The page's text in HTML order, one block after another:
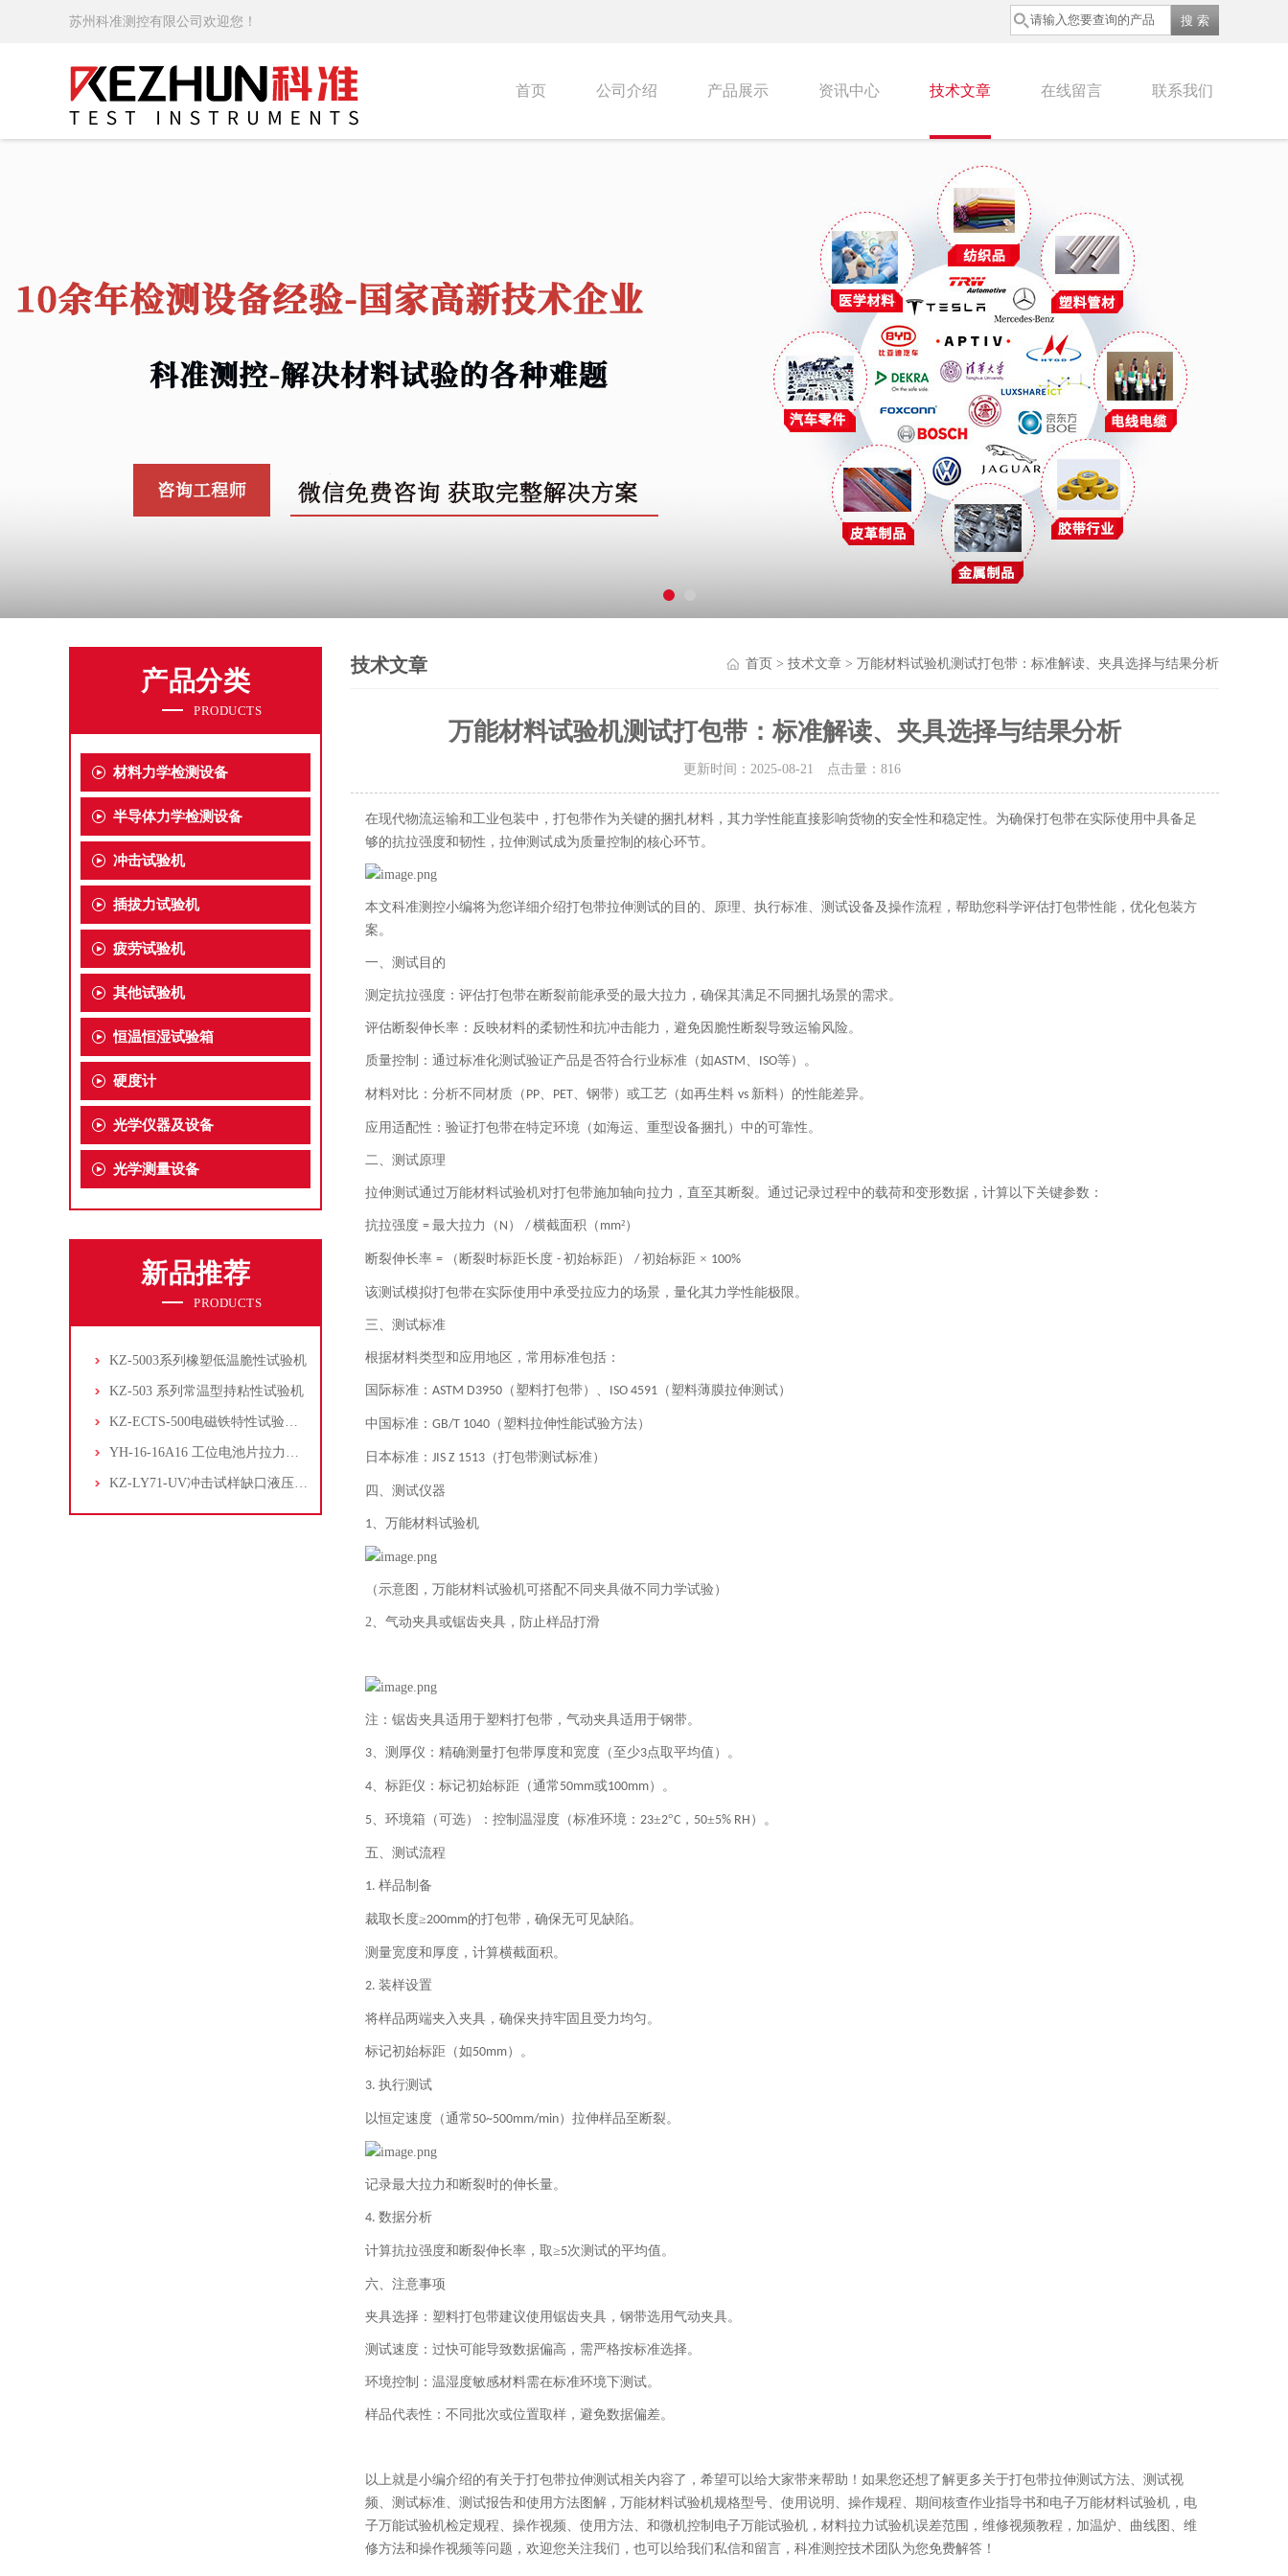
苏州科准测控有限公司欢迎您！
首页 公司介绍 产品展示 资讯中心 技术文章 在线留言 联系我们
产品分类
PRODUCTS
材料力学检测设备
半导体力学检测设备
冲击试验机
插拔力试验机
疲劳试验机
其他试验机
恒温恒湿试验箱
硬度计
光学仪器及设备
光学测量设备
新品推荐
PRODUCTS
KZ-5003系列橡塑低温脆性试验机
KZ-503 系列常温型持粘性试验机
KZ-ECTS-500电磁铁特性试验系统
YH-16-16A16 工位电池片拉力试验机
KZ-LY71-UV冲击试样缺口液压拉床
技术文章 首页 > 技术文章 > 万能材料试验机测试打包带：标准解读、夹具选择与结果分析
万能材料试验机测试打包带：标准解读、夹具选择与结果分析
更新时间：2025-08-21 点击量： 816
在现代物流运输和工业包装中，打包带作为关键的捆扎材料，其力学性能直接影响货物的安全性和稳定性。为确保打包带在实际使用中具备足
够的抗拉强度和韧性，拉伸测试成为质量控制的核心环节。
本文科准测控小编将为您详细介绍打包带拉伸测试的目的、原理、执行标准、测试设备及操作流程，帮助您科学评估打包带性能，优化包装方
案。
一、测试目的
测定抗拉强度：评估打包带在断裂前能承受的最大拉力，确保其满足不同捆扎场景的需求。
评估断裂伸长率：反映材料的柔韧性和抗冲击能力，避免因脆性断裂导致运输风险。
质量控制：通过标准化测试验证产品是否符合行业标准（如ASTM、 ISO等）。
材料对比：分析不同材质（ PP、 PET、钢带）或工艺（如再生料 vs 新料）的性能差异。
应用适配性：验证打包带在特定环境（如海运、重型设备捆扎）中的可靠性。
二、测试原理
拉伸测试通过万能材料试验机对打包带施加轴向拉力，直至其断裂。通过记录过程中的载荷和变形数据，计算以下关键参数：
抗拉强度 = 最大拉力（ N ） / 横截面积（ mm²）
断裂伸长率 = （断裂时标距长度 - 初始标距） / 初始标距 × 100%
该测试模拟打包带在实际使用中承受拉应力的场景，量化其力学性能极限。
三、测试标准
根据材料类型和应用地区，常用标准包括：
国际标准： ASTM D3950 （塑料打包带）、 ISO 4591 （塑料薄膜拉伸测试）
中国标准： GB/T 1040 （塑料拉伸性能试验方法）
日本标准： JIS Z 1513 （打包带测试标准）
四、测试仪器
1、 万能材料试验机
（示意图，万能材料试验机可搭配不同夹具做不同力学试验）
2、气动夹具或锯齿夹具，防止样品打滑
注：锯齿夹具适用于塑料打包带，气动夹具适用于钢带。
3、测厚仪：精确测量打包带厚度和宽度（至少3点取平均值）。
4、标距仪：标记初始标距（通常 50mm或100mm）。
5、环境箱（可选）：控制温湿度（标准环境： 23±2°C ， 50±5% RH ）。
五、测试流程
1. 样品制备
裁取长度≥200mm的打包带，确保无可见缺陷。
测量宽度和厚度，计算横截面积。
2. 装样设置
将样品两端夹入夹具，确保夹持牢固且受力均匀。
标记初始标距（如50mm）。
3. 执行测试
以恒定速度（通常 50~500mm/min）拉伸样品至断裂。
记录最大拉力和断裂时的伸长量。
4. 数据分析
计算抗拉强度和断裂伸长率，取≥5次测试的平均值。
六、注意事项
夹具选择：塑料打包带建议使用锯齿夹具，钢带选用气动夹具。
测试速度：过快可能导致数据偏高，需严格按标准选择。
环境控制：温湿度敏感材料需在标准环境下测试。
样品代表性：不同批次或位置取样，避免数据偏差。
以上就是小编介绍的有关于打包带拉伸测试相关内容了，希望可以给大家带来帮助！如果您还想了解更多关于打包带拉伸测试方法、测试视
频、测试标准、测试报告和使用方法图解，万能材料试验机规格型号、使用说明、操作规程、期间核查作业指导书和电子万能材料试验机，电
子万能试验机检定规程、操作视频、使用方法、和微机控制电子万能试验机，材料拉力试验机误差范围，维修视频教程，加温炉、曲线图、维
修方法和操作视频等问题，欢迎您关注我们，也可以给我们私信和留言，科准测控技术团队为您免费解答！